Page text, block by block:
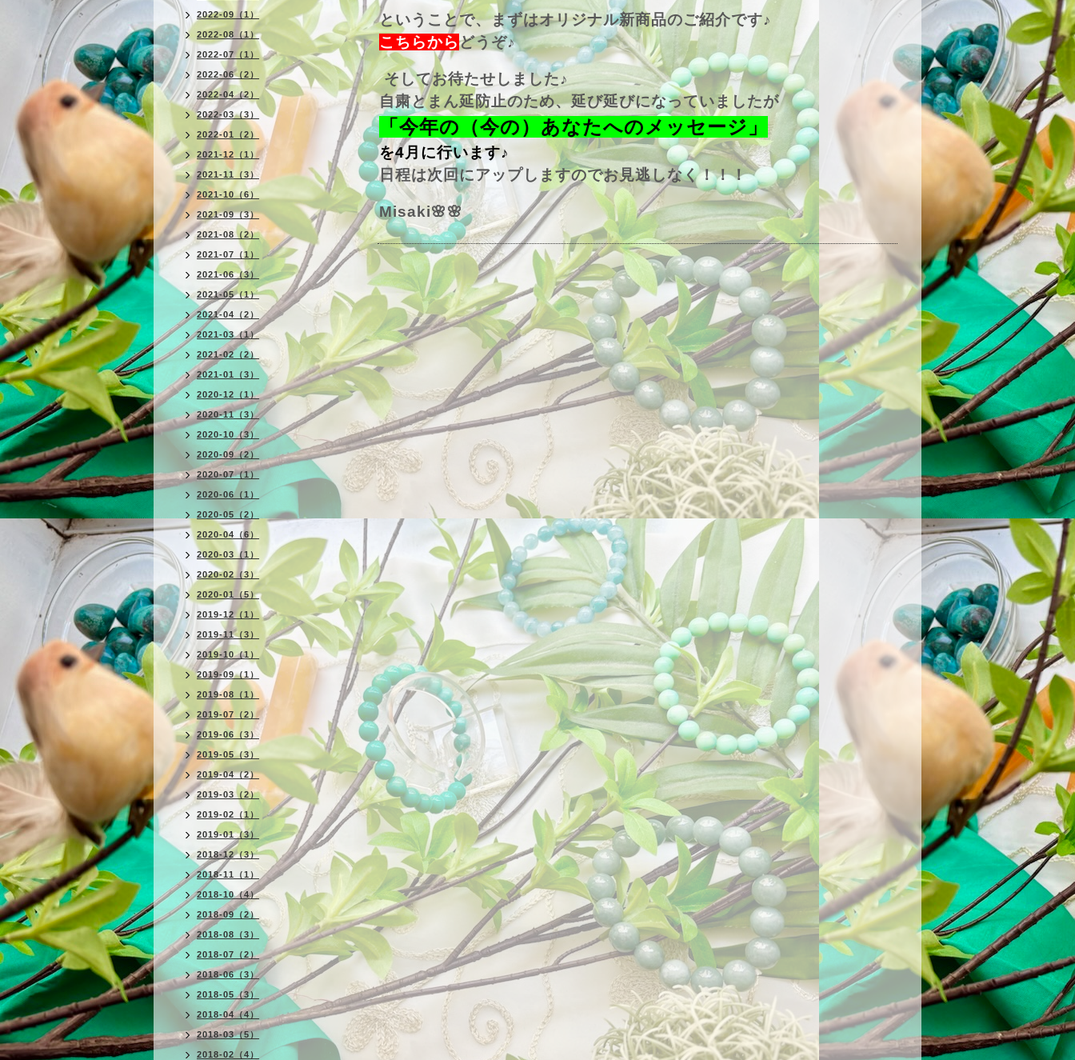
ということで、まずはオリジナル新商品のご紹介です♪
こちらからどうぞ♪
そしてお待たせしました♪
自粛とまん延防止のため、延び延びになっていましたが
「今年の（今の）あなたへのメッセージ」
を4月に行います♪
日程は次回にアップしますのでお見逃しなく！！！
Misaki🌸🌸
2022-09（1）
2022-08（1）
2022-07（1）
2022-06（2）
2022-04（2）
2022-03（3）
2022-01（2）
2021-12（1）
2021-11（3）
2021-10（6）
2021-09（3）
2021-08（2）
2021-07（1）
2021-06（3）
2021-05（1）
2021-04（2）
2021-03（1）
2021-02（2）
2021-01（3）
2020-12（1）
2020-11（3）
2020-10（3）
2020-09（2）
2020-07（1）
2020-06（1）
2020-05（2）
2020-04（6）
2020-03（1）
2020-02（3）
2020-01（5）
2019-12（1）
2019-11（3）
2019-10（1）
2019-09（1）
2019-08（1）
2019-07（2）
2019-06（3）
2019-05（3）
2019-04（2）
2019-03（2）
2019-02（1）
2019-01（3）
2018-12（3）
2018-11（1）
2018-10（4）
2018-09（2）
2018-08（3）
2018-07（2）
2018-06（3）
2018-05（3）
2018-04（4）
2018-03（5）
2018-02（4）